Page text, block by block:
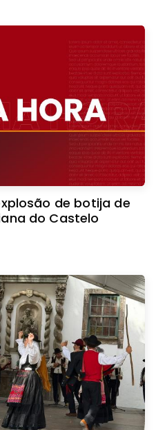
de botija de
do Castelo